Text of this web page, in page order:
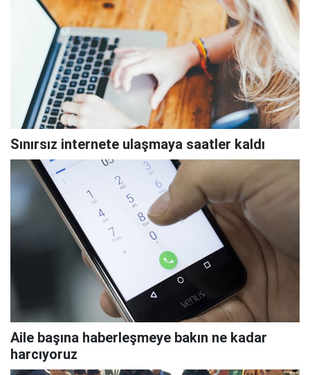
Sınırsız internete ulaşmaya saatler kaldı
Aile başına haberleşmeye bakın ne kadar
harcıyoruz